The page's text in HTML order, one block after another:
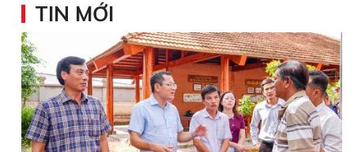
TIN MỚI